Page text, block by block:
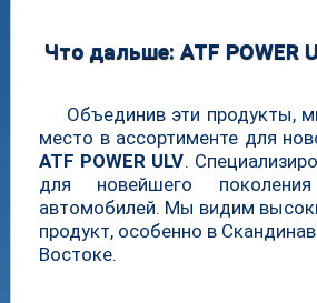
Что дальше: ATF POWER
Объединив эти продукты,
место в ассортименте для
ATF POWER ULV.
для новейшего поколения
автомобилей. Мы видим
продукт, особенно в
Востоке.